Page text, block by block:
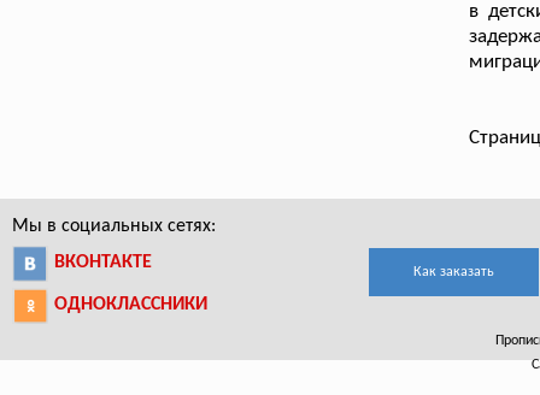
в
Мы в социальных сетях:
ВКОНТАКТЕ
ОДНОКЛАССНИКИ
Как заказать